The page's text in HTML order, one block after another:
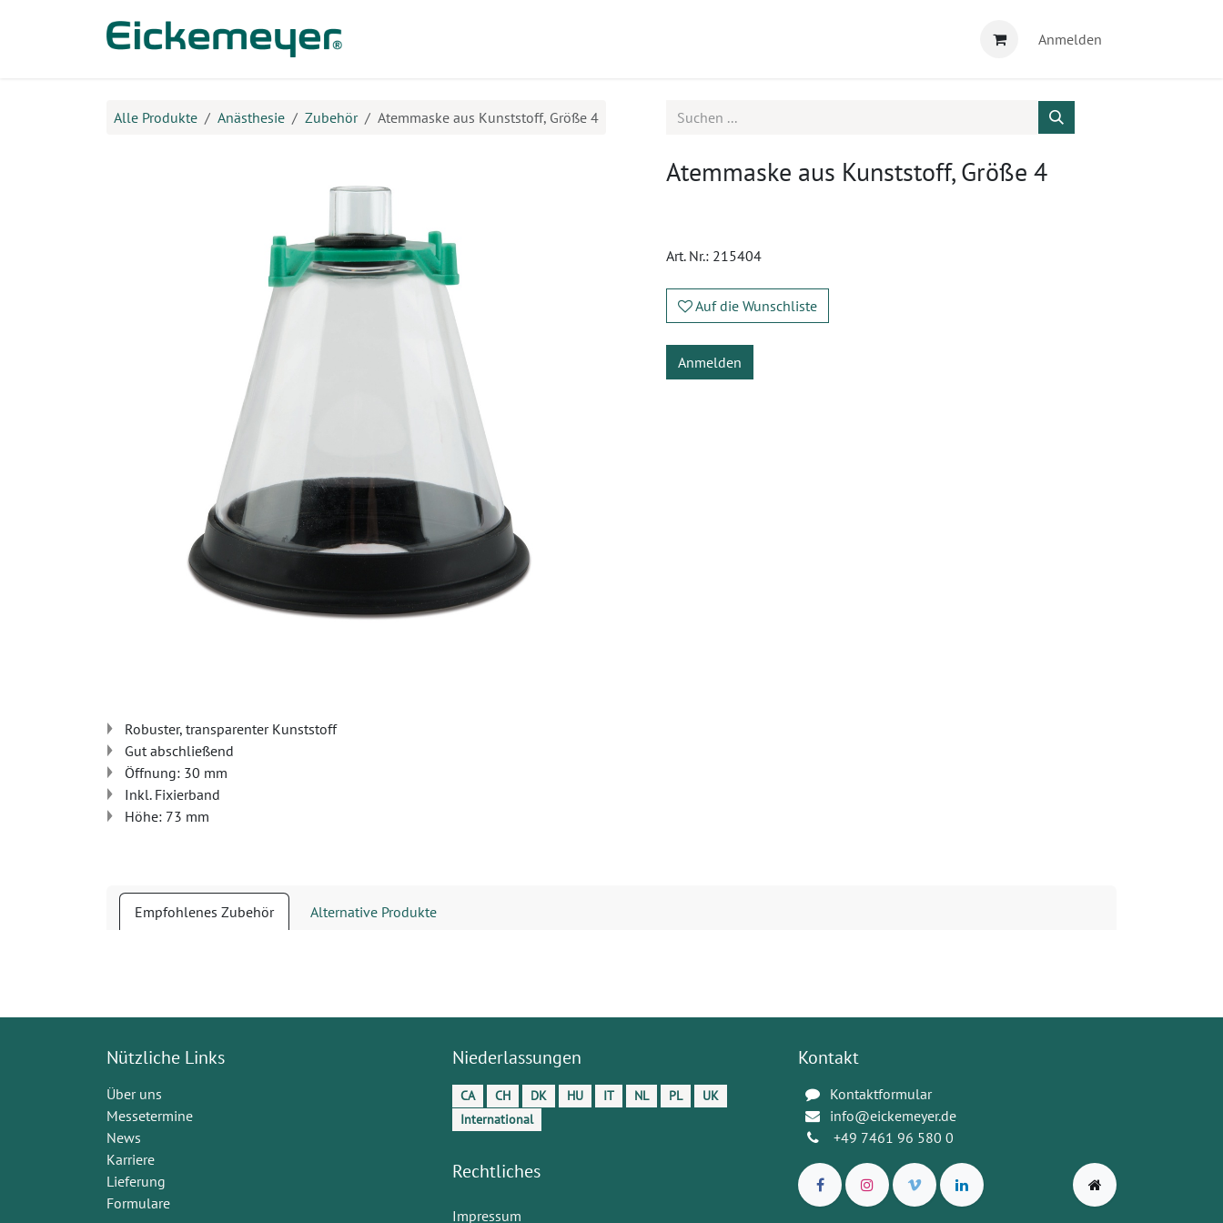
Anmelden
Alle Produkte Anästhesie Zubehör Atemmaske aus Kunststoff, Größe 4
Atemmaske aus Kunststoff, Größe 4
Art. Nr.: 215404
Auf die Wunschliste
Anmelden
Robuster, transparenter Kunststoff
Gut abschließend
Öffnung: 30 mm
Inkl. Fixierband
Höhe: 73 mm
Empfohlenes Zubehör Alternative Produkte
Nützliche Links
Über uns
Messetermine
News
Karriere
Lieferung
Formulare
Niederlassungen
CA CH DK HU IT NL PL
UK
International
Rechtliches
Impressum
Kontakt
Kontaktformular
info@eickemeyer.de
+49 7461 96 580 0